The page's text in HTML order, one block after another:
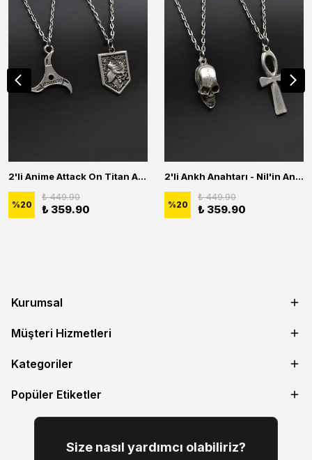
2'li Anime Attack On Titan Acrylic Maria Anime Naruto Erkek Kadın Kolye Seti
%20
₺ 449.90
₺ 359.90
2'li Ankh Anahtarı - Nil'in Anahtarı - Kuru Kafa Erkek Kadın Kolye Seti
%20
₺ 449.90
₺ 359.90
Kurumsal
Müşteri Hizmetleri
Kategoriler
Popüler Etiketler
Size nasıl yardımcı olabiliriz?